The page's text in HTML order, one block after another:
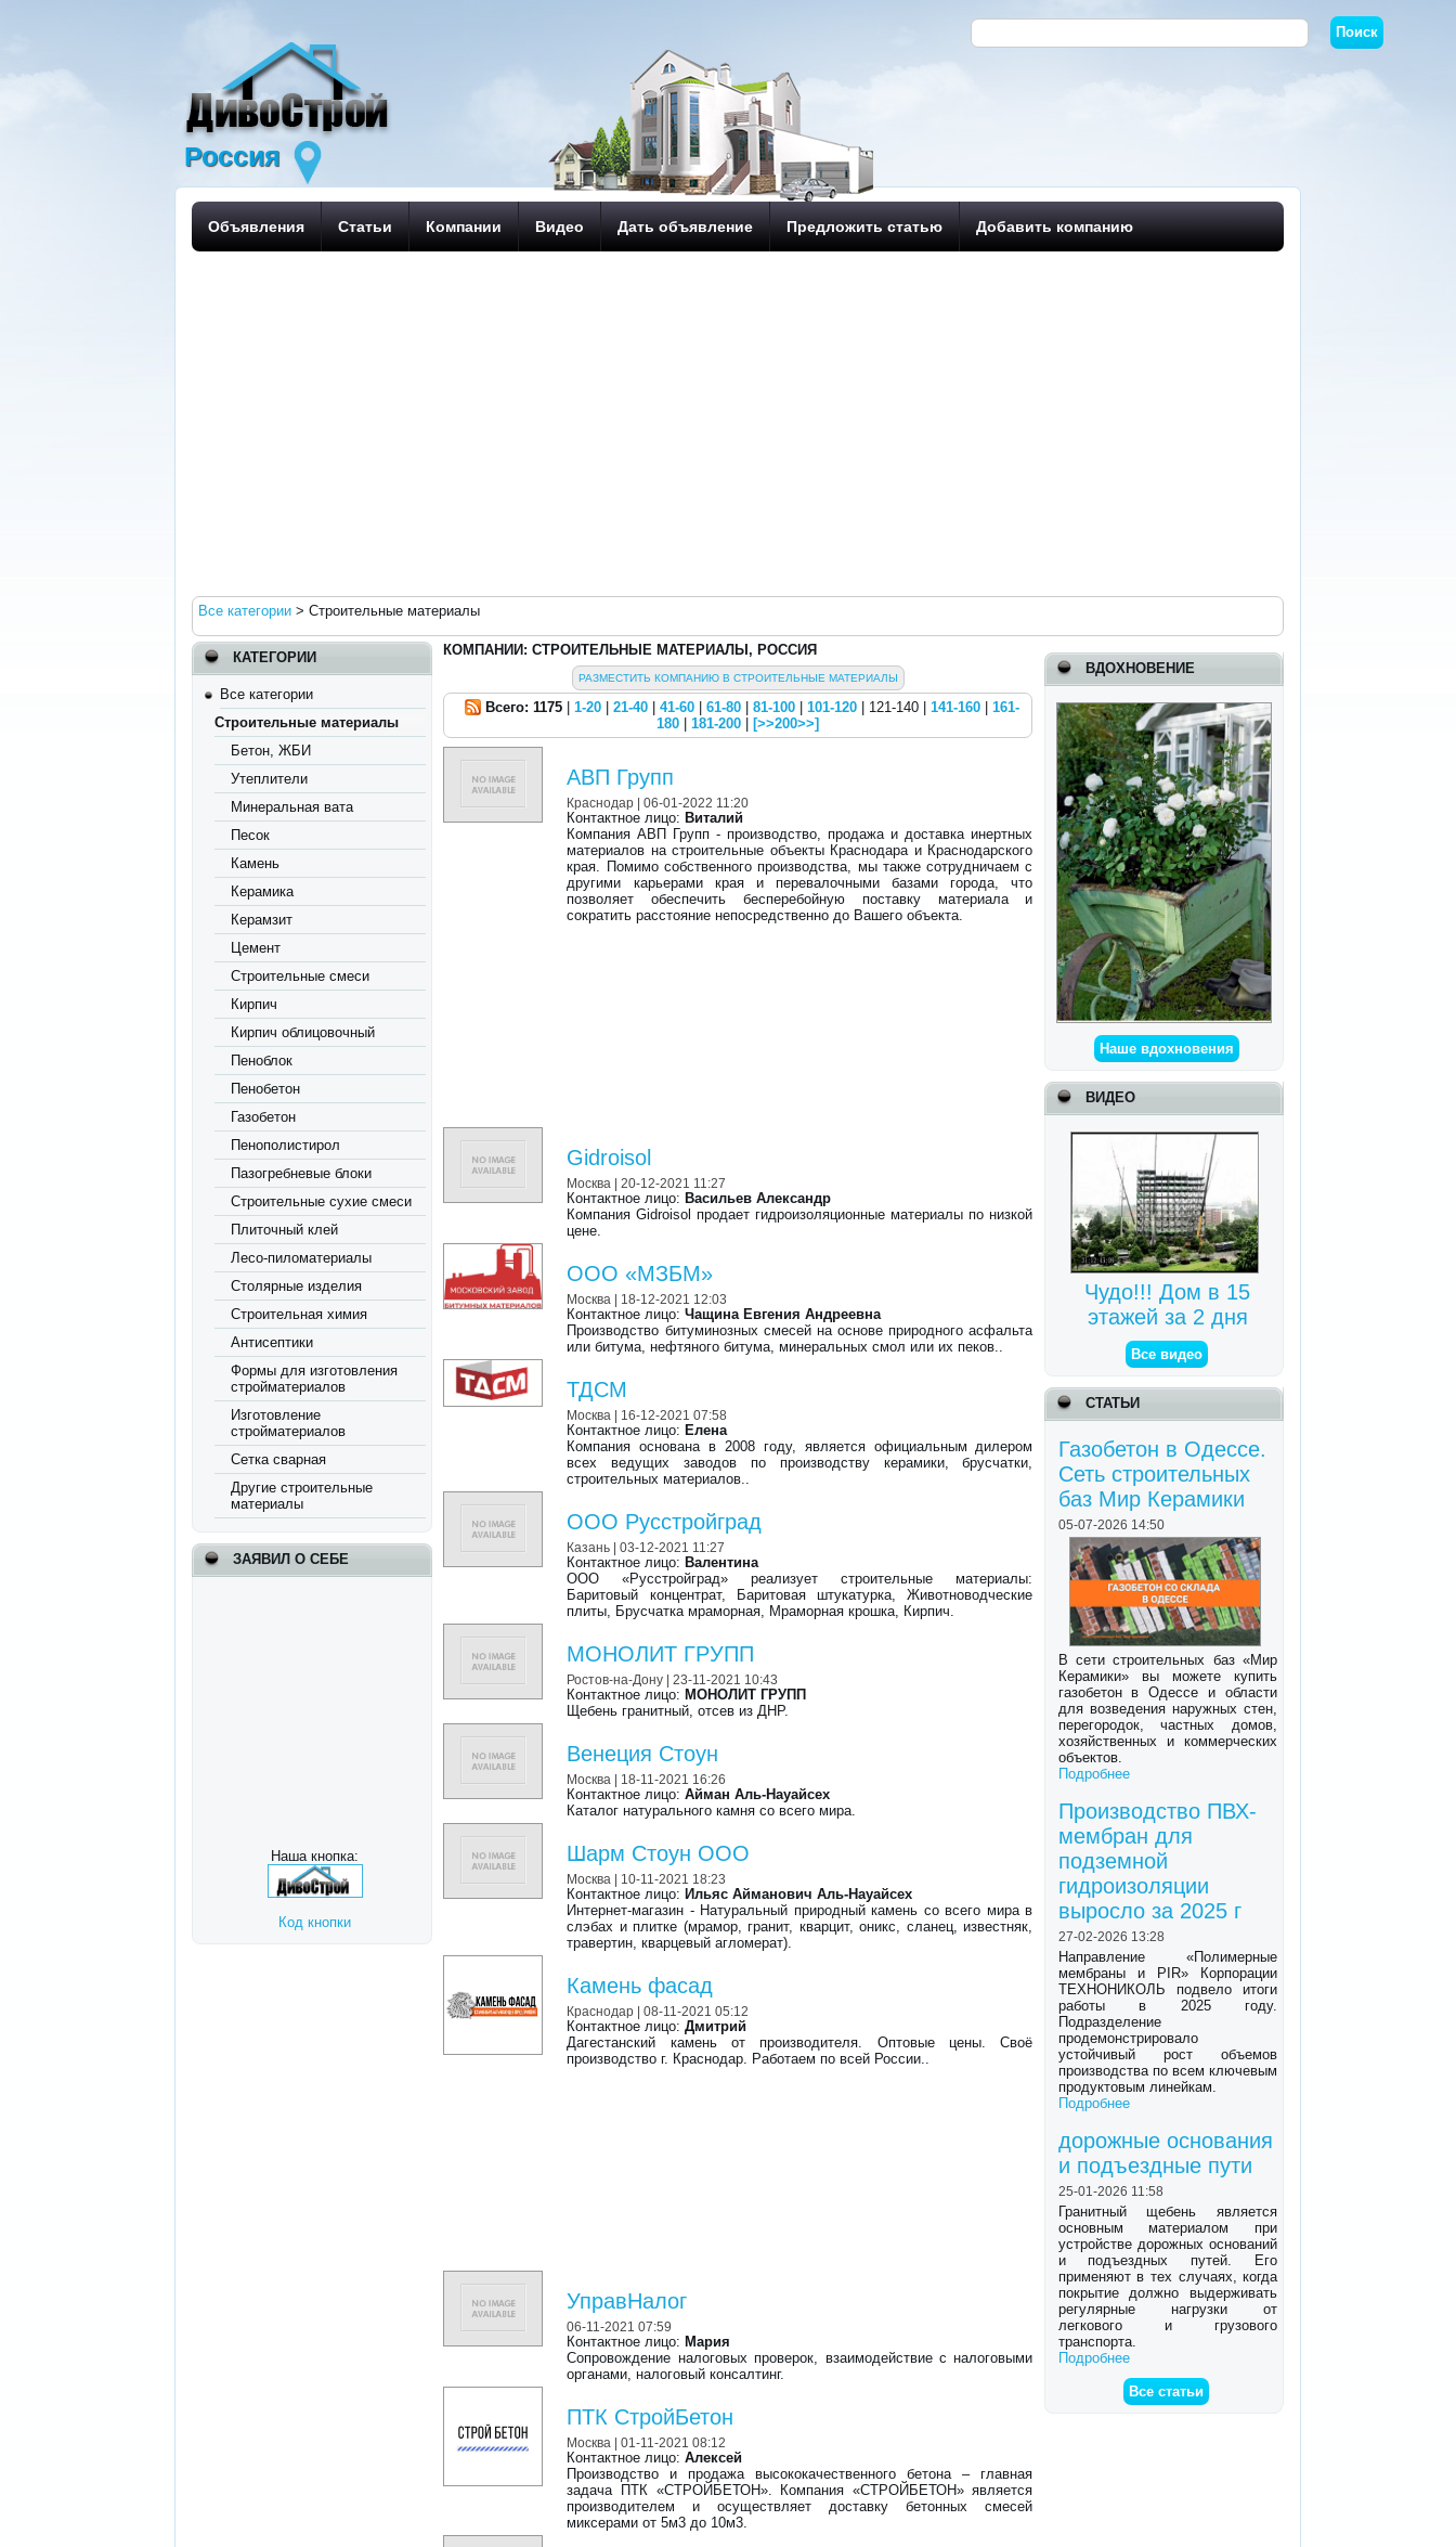
Россия
Объявления Статьи Компании Видео Дать объявление Предложить статью Добавить компанию
Все категории >Строительные материалы
КАТЕГОРИИ
Все категории
Строительные материалы
Бетон, ЖБИ
Утеплители
Минеральная вата
Песок
Камень
Керамика
Керамзит
Цемент
Строительные смеси
Кирпич
Кирпич облицовочный
Пеноблок
Пенобетон
Газобетон
Пенополистирол
Пазогребневые блоки
Строительные сухие смеси
Плиточный клей
Лесо-пиломатериалы
Столярные изделия
Строительная химия
Антисептики
Формы для изготовления
стройматериалов
Изготовление
стройматериалов
Сетка сварная
Другие строительные
материалы
ЗАЯВИЛ О СЕБЕ
Наша кнопка:
Код кнопки
ВДОХНОВЕНИЕ
Наше вдохновения
ВИДЕО
Чудо!!! Дом в 15
этажей за 2 дня
Все видео
СТАТЬИ
Газобетон в Одессе.
Сеть строительных
баз Мир Керамики
05-07-2026 14:50
В сети строительных баз «Мир
Керамики» вы можете купить
газобетон в Одессе и области
для возведения наружных стен,
перегородок, частных домов,
хозяйственных и коммерческих
объектов.
Подробнее
Производство ПВХ-
мембран для
подземной
гидроизоляции
выросло за 2025 г
27-02-2026 13:28
Направление «Полимерные
мембраны и PIR» Корпорации
ТЕХНОНИКОЛЬ подвело итоги
работы в 2025 году.
Подразделение
продемонстрировало
устойчивый рост объемов
производства по всем ключевым
продуктовым линейкам.
Подробнее
дорожные основания
и подъездные пути
25-01-2026 11:58
Гранитный щебень является
основным материалом при
устройстве дорожных оснований
и подъездных путей. Его
применяют в тех случаях, когда
покрытие должно выдерживать
регулярные нагрузки от
легкового и грузового
транспорта.
Подробнее
Все статьи
КОМПАНИИ: СТРОИТЕЛЬНЫЕ МАТЕРИАЛЫ, РОССИЯ
РАЗМЕСТИТЬ КОМПАНИЮ В СТРОИТЕЛЬНЫЕ МАТЕРИАЛЫ
Всего: 1175 |1-20 |21-40 |41-60 |61-80 |81-100 |101-120 | 121-140 |141-160 |161-
180 |181-200 [>>200>>]
АВП Групп
Краснодар | 06-01-2022 11:20
Контактное лицо: Виталий
Компания АВП Групп - производство, продажа и доставка инертных
материалов на строительные объекты Краснодара и Краснодарского
края. Помимо собственного производства, мы также сотрудничаем с
другими карьерами края и перевалочными базами города, что
позволяет обеспечить бесперебойную поставку материала и
сократить расстояние непосредственно до Вашего объекта.
Gidroisol
Москва | 20-12-2021 11:27
Контактное лицо: Васильев Александр
Компания Gidroisol продает гидроизоляционные материалы по низкой
цене.
ООО «МЗБМ»
Москва | 18-12-2021 12:03
Контактное лицо:Чащина Евгения Андреевна
Производство битуминозных смесей на основе природного асфальта
или битума, нефтяного битума, минеральных смол или их пеков..
ТДСМ
Москва | 16-12-2021 07:58
Контактное лицо: Елена
Компания основана в 2008 году, является официальным дилером
всех ведущих заводов по производству керамики, брусчатки,
строительных материалов..
ООО Русстройград
Казань | 03-12-2021 11:27
Контактное лицо: Валентина
ООО «Русстройград» реализует строительные материалы:
Баритовый концентрат, Баритовая штукатурка, Животноводческие
плиты, Брусчатка мраморная, Мраморная крошка, Кирпич.
МОНОЛИТ ГРУПП
Ростов-на-Дону | 23-11-2021 10:43
Контактное лицо: МОНОЛИТ ГРУПП
Щебень гранитный, отсев из ДНР.
Венеция Стоун
Москва | 18-11-2021 16:26
Контактное лицо:Айман Аль-Науайсех
Каталог натурального камня со всего мира.
Шарм Стоун ООО
Москва | 10-11-2021 18:23
Контактное лицо: Ильяс Айманович Аль-Науайсех
Интернет-магазин - Натуральный природный камень со всего мира в
слэбах и плитке (мрамор, гранит, кварцит, оникс, сланец, известняк,
травертин, кварцевый агломерат).
Камень фасад
Краснодар | 08-11-2021 05:12
Контактное лицо:Дмитрий
Дагестанский камень от производителя. Оптовые цены. Своё
производство г. Краснодар. Работаем по всей России..
УправНалог
06-11-2021 07:59
Контактное лицо: Мария
Сопровождение налоговых проверок, взаимодействие с налоговыми
органами, налоговый консалтинг.
ПТК СтройБетон
Москва | 01-11-2021 08:12
Контактное лицо:Алексей
Производство и продажа высококачественного бетона – главная
задача ПТК «СТРОЙБЕТОН». Компания «СТРОЙБЕТОН» является
производителем и осуществляет доставку бетонных смесей
миксерами от 5м3 до 10м3.